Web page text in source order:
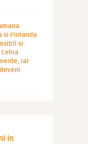
si Finlanda
si
iar
in